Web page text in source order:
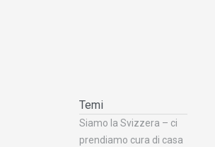
Temi
Siamo la Svizzera – ci
prendiamo cura di casa